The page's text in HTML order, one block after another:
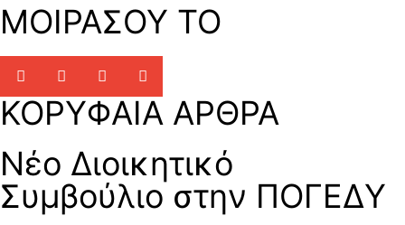
ΜΟΙΡΑΣΟΥ ΤΟ
ΚΟΡΥΦΑΙΑ ΑΡΘΡΑ
Νέο Διοικητικό
Συμβούλιο στην ΠΟΓΕΔΥ